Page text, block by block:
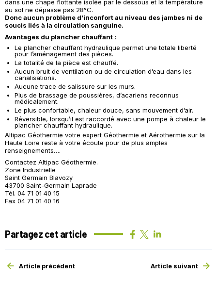
dans une chape flottante isolée par le dessous et la température
au sol ne dépasse pas 28°C.
Donc aucun problème d’inconfort au niveau des jambes ni de
soucis liés à la circulation sanguine.
Avantages du plancher chauffant :
Le plancher chauffant hydraulique permet une totale liberté
pour l’aménagement des pièces.
La totalité de la pièce est chauffé.
Aucun bruit de ventilation ou de circulation d’eau dans les
canalisations.
Aucune trace de salissure sur les murs.
Plus de brassage de poussières, d’acariens reconnus
médicalement.
Le plus confortable, chaleur douce, sans mouvement d’air.
Réversible, lorsqu’il est raccordé avec une pompe à chaleur le
plancher chauffant hydraulique.
Altipac Géothermie votre expert Géothermie et Aérothermie sur la
Haute Loire reste à votre écoute pour de plus amples
renseignements….
Contactez Altipac Géothermie.
Zone Industrielle
Saint Germain Blavozy
43700 Saint-Germain Laprade
Tél. 04 71 01 40 15
Fax 04 71 01 40 16
Partagez cet article
Article précédent Article suivant